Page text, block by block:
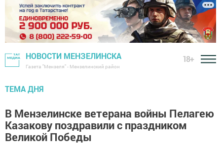
НОВОСТИ МЕНЗЕЛИНСКА
Газета "Мензеля" - Мензелинский район
18+
ТЕМА ДНЯ
В Мензелинске ветерана войны Пелагею
Казакову поздравили с праздником
Великой Победы